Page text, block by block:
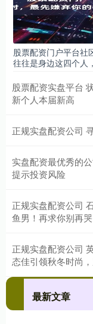
股票配资门户平台社
往往是身边这四个人
股票配资实盘平台
新个人本届新高
正规实盘配资公司
实盘配资最优秀的
提示投资风险
正规实盘配资公司
鱼男！再求你别再
正规实盘配资公司
态佳引领秋冬时尚
最新文章